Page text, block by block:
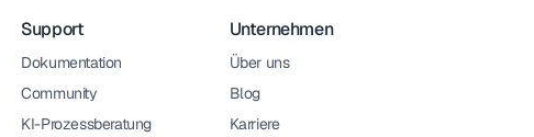
Support
Dokumentation
Community
KI-Prozessberatung
Unternehmen
Über uns
Blog
Karriere